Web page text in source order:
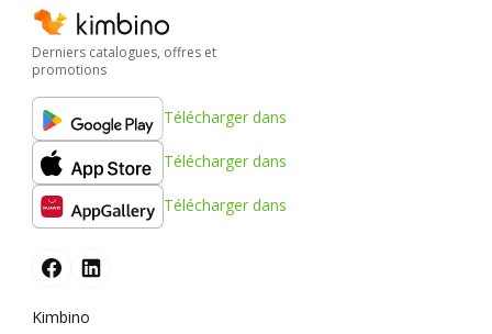
Derniers catalogues, offres et
promotions
Télécharger dans
Télécharger dans
Télécharger dans
Kimbino